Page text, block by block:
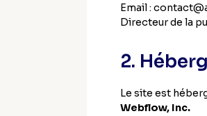
Email :
Directeur de la
2.
Le site est
Webflow, Inc.